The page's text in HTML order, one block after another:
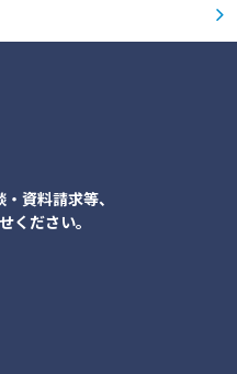
資料請求等、
ください。